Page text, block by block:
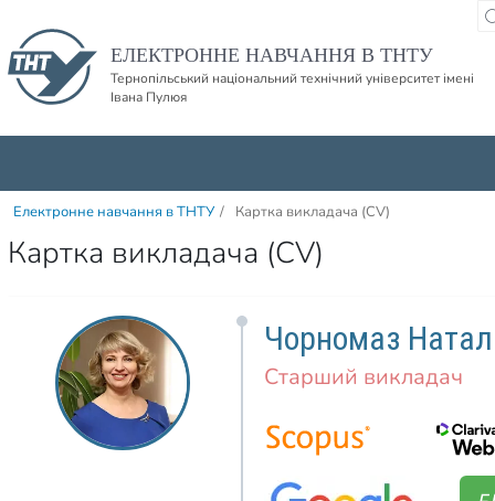
ЕЛЕКТРОННЕ НАВЧАННЯ В ТНТУ
Тернопільський національний технічний університет імені
Івана Пулюя
Електронне навчання в ТНТУ / Картка викладача (CV)
Картка викладача (CV)
Чорномаз
Старший викладач